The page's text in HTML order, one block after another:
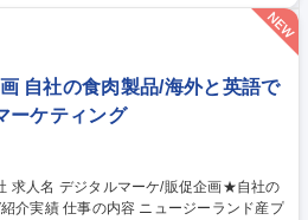
。その中で、マーケティングは単なる集
する“切り札”となる重要な投資領域で
は中長期的な集客の柱であり、財務的
ます。 募集職種 第二新卒歓
計調達70億超/昨対比300％成長
自社の食肉製品/海外と英語で
ーケティング
ジーランド産プ